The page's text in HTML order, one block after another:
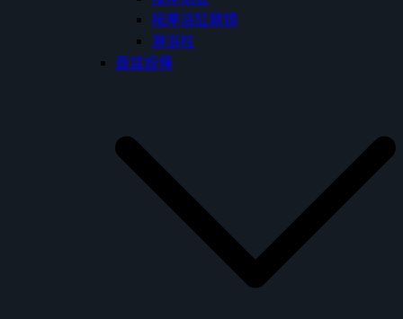
按摩浴缸龍頭
淋浴柱
面盆設備